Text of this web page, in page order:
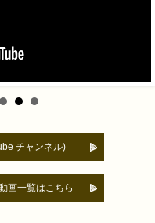
チャンネル)
画一覧はこちら